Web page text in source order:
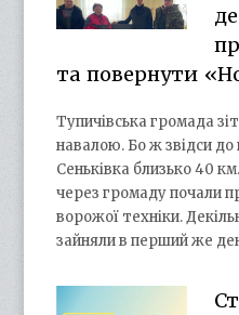
та повернути
Тупичівська громада
навалою. Бо ж звідси
Сеньківка близько 40
через громаду почали
ворожої техніки.
зайняли в перший же